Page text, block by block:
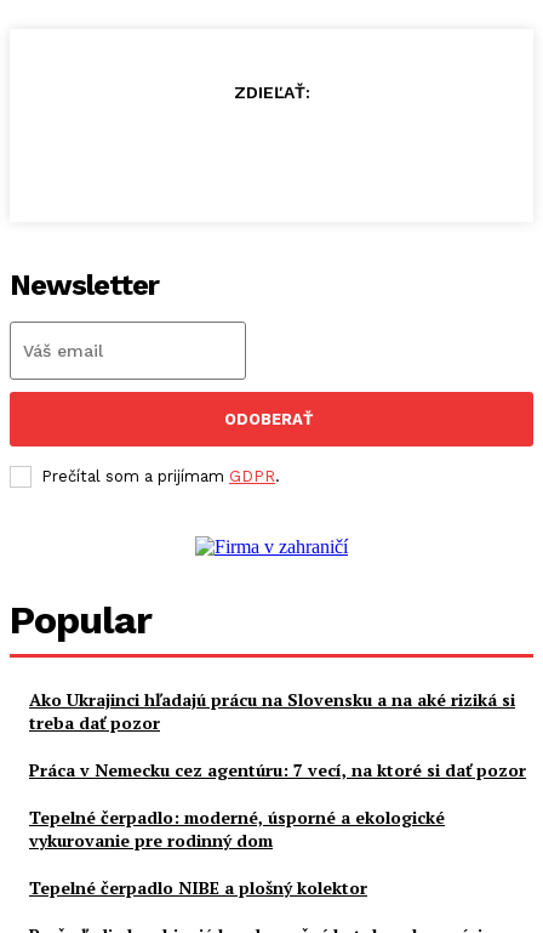
ZDIEĽAŤ:
Newsletter
ODOBERAŤ
Prečítal som a prijímam GDPR.
Popular
Ako Ukrajinci hľadajú prácu na Slovensku a na aké riziká si
treba dať pozor
Práca v Nemecku cez agentúru: 7 vecí, na ktoré si dať pozor
Tepelné čerpadlo: moderné, úsporné a ekologické
vykurovanie pre rodinný dom
Tepelné čerpadlo NIBE a plošný kolektor